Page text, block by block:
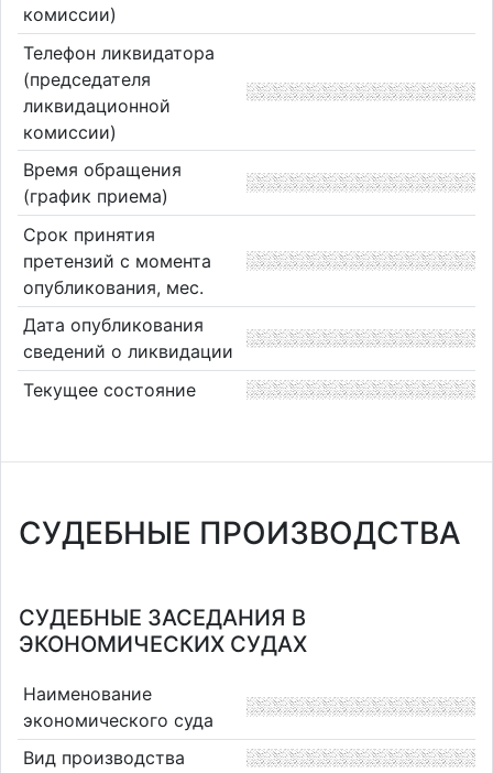
комиссии)
Телефон ликвидатора
(председателя
ликвидационной
комиссии)
Время обращения
(график приема)
Срок принятия
претензий с момента
опубликования, мес.
Дата опубликования
сведений о ликвидации
Текущее состояние
СУДЕБНЫЕ ПРОИЗВОДСТВА
СУДЕБНЫЕ ЗАСЕДАНИЯ В
ЭКОНОМИЧЕСКИХ СУДАХ
Наименование
экономического суда
Вид производства